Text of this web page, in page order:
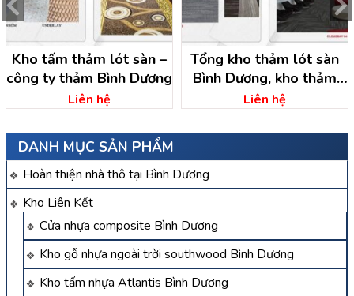
DANH MỤC SẢN PHẨM
Hoàn thiện nhà thô tại Bình Dương
Kho Liên Kết
Cửa nhựa composite Bình Dương
Kho gỗ nhựa ngoài trời southwood Bình Dương
Kho tấm nhựa Atlantis Bình Dương
Kho tấm thảm lót sàn –
công ty thảm Bình Dương
Liên hệ
Tổng kho thảm lót sàn
Bình Dương, kho thảm
bình dương
Liên hệ